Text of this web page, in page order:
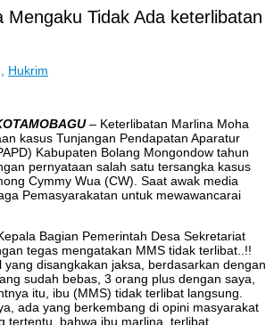
Mengaku Tidak Ada keterlibatan
Hukrim
– Keterlibatan Marlina Moha
kasus Tunjangan Pendapatan Aparatur
Kabupaten Bolang Mongondow tahun
pernyataan salah satu tersangka kasus
Cymmy Wua (CW). Saat awak media
Pemasyarakatan untuk mewawancarai
Bagian Pemerintah Desa Sekretariat
tegas mengatakan MMS tidak terlibat..!!
yang disangkakan jaksa, berdasarkan dengan
sudah bebas, 3 orang plus dengan saya,
itu, ibu (MMS) tidak terlibat langsung.
ada yang berkembang di opini masyarakat
tertentu, bahwa ibu marlina, terlibat